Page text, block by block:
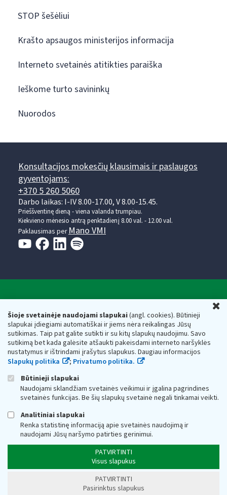
Šioje svetainėje naudojami slapukai(angl. cookies). Būtinieji
slapukai įdiegiami automatiškai ir jiems nėra reikalingas Jūsų
sutikimas. Taip pat galite sutikti ir su kitų slapukų naudojimu. Savo
sutikimą bet kada galėsite atšaukti pakeisdami interneto naršyklės
nustatymus ir ištrindami įrašytus slapukus. Daugiau informacijos
Slapukų politika
; Privatumo politika.
Būtinieji slapukai
Naudojami sklandžiam svetainės veikimui ir įgalina pagrindines
svetainės funkcijas. Be šių slapukų svetainė negali tinkamai veikti.
Analitiniai slapukai
Renka statistinę informaciją apie svetainės naudojimą ir
naudojami Jūsų naršymo patirties gerinimui.
PATVIRTINTI
Visus slapukus
PATVIRTINTI
Pasirinktus slapukus
STOP šešėliui
Krašto apsaugos ministerijos informacija
Interneto svetainės atitikties paraiška
Ieškome turto savininkų
Nuorodos
Konsultacijos mokesčių klausimais ir paslaugos
gyventojams:
+370 5 260 5060
Darbo laikas: I-IV 8.00-17.00, V 8.00-15.45.
Prieššventinę dieną - viena valanda trumpiau.
Kiekvieno mėnesio antrą penktadienį 8.00 val. - 12.00 val.
Paklausimas per Mano VMI
Respublikos finansų ministerijos
Biudžetinė įstaiga. Juridinio asmens kodas — 188659752,
adresas: Vasario 16-osios g. 14, 01107 Vilnius, Lietuva, el.paštas:
vmi@vmi.lt, E. pristatymo dėžutės adresas 188659752
Duomenys apie Valstybinę mokesčių inspekciją prie Lietuvos
Respublikos finansų ministerijos kaupiami ir saugomi Juridinių